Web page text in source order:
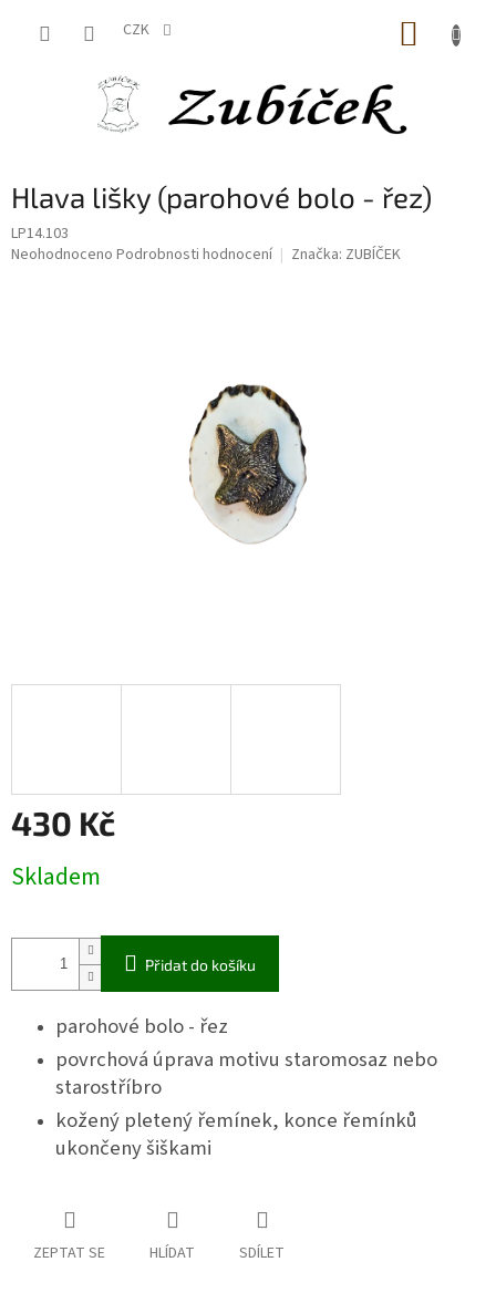
CZK
Hlava lišky (parohové bolo - řez)
LP14.103
Průměrné
Neohodnoceno Podrobnosti hodnocení Značka: ZUBÍČEK
430 Kč
cena:
Skladem
Přidat do košíku
parohové bolo - řez
povrchová úprava motivu staromosaz nebo
starostříbro
kožený pletený řemínek, konce řemínků
ukončeny šiškami
ZEPTAT SE HLÍDAT SDÍLET